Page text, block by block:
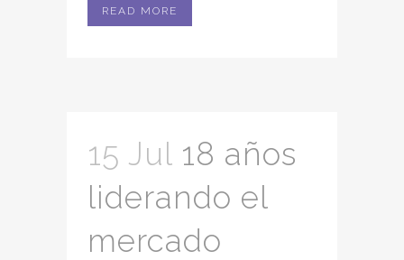
READ MORE
15 Jul 18 años
liderando el
mercado